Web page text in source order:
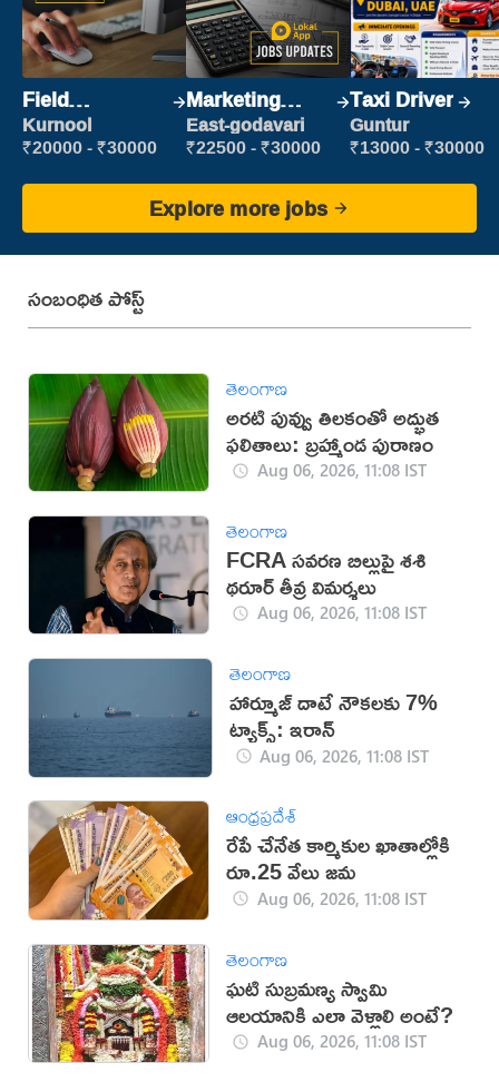
Field
Marketing
Executive
Kurnool
₹20000 - ₹30000
Marketing
Executive
East-godavari
₹22500 - ₹30000
Taxi Driver
Guntur
₹13000 - ₹30000
Explore more jobs
సంబంధిత పోస్ట్
తెలంగాణ
అరటి పువ్వు తిలకంతో అద్భుత
ఫలితాలు: బ్రహ్మాండ పురాణం
Aug 06, 2026, 11:08 IST
తెలంగాణ
FCRA సవరణ బిల్లుపై శశి
థరూర్ తీవ్ర విమర్శలు
Aug 06, 2026, 11:08 IST
తెలంగాణ
హార్మూజ్ దాటే నౌకలకు 7%
ట్యాక్స్: ఇరాన్
Aug 06, 2026, 11:08 IST
ఆంధ్రప్రదేశ్
రేపే చేనేత కార్మికుల ఖాతాల్లోకి
రూ.25 వేలు జమ
Aug 06, 2026, 11:08 IST
తెలంగాణ
ఘటి సుబ్రమణ్య స్వామి
ఆలయానికి ఎలా వెళ్లాలి అంటే?
Aug 06, 2026, 11:08 IST